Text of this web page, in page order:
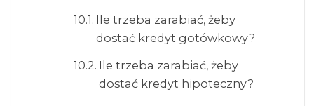
Ile trzeba zarabiać, żeby
dostać kredyt gotówkowy?
Ile trzeba zarabiać, żeby
dostać kredyt hipoteczny?